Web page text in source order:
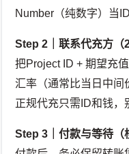
Number（纯数字）当
Step 2｜联系代充方（2
把Project ID + 期望充
汇率（通常比当日中间
正规代充只需ID和钱，
Step 3｜付款与等待（